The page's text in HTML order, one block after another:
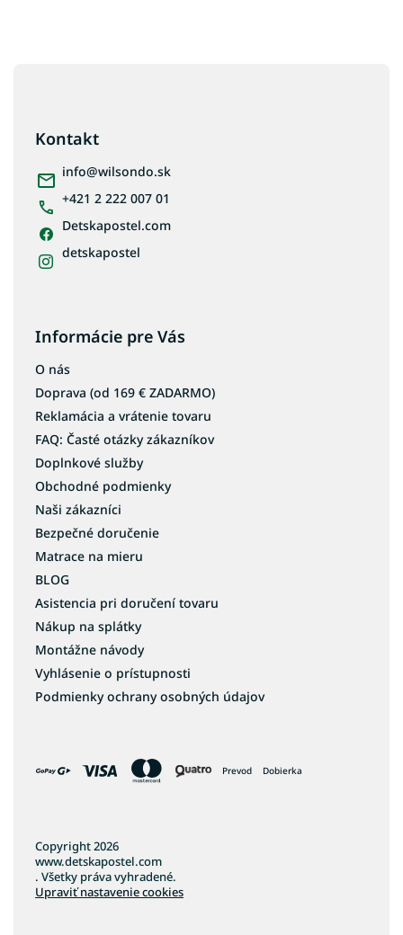
Kontakt
info@wilsondo.sk
+421 2 222 007 01
Detskapostel.com
detskapostel
Informácie pre Vás
O nás
Doprava (od 169 € ZADARMO)
Reklamácia a vrátenie tovaru
FAQ: Časté otázky zákazníkov
Doplnkové služby
Obchodné podmienky
Naši zákazníci
Bezpečné doručenie
Matrace na mieru
BLOG
Asistencia pri doručení tovaru
Nákup na splátky
Montážne návody
Vyhlásenie o prístupnosti
Podmienky ochrany osobných údajov
Prevod Dobierka
Copyright 2026
www.detskapostel.com
. Všetky práva vyhradené.
Upraviť nastavenie cookies